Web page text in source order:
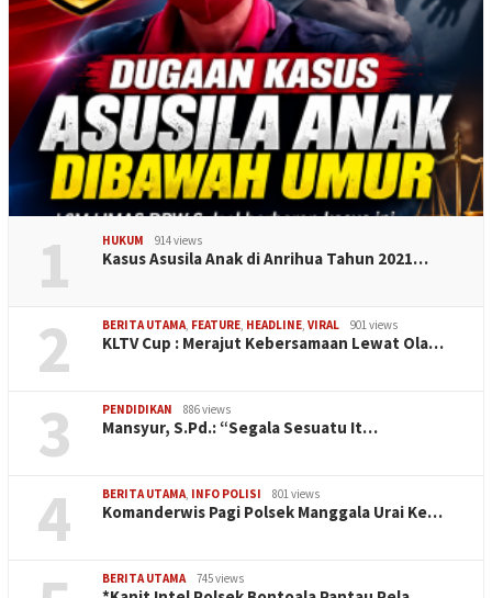
1 HUKUM 914 views
Kasus Asusila Anak di Anrihua Tahun 2021…
2 BERITA UTAMA, FEATURE, HEADLINE, VIRAL 901 views
KLTV Cup : Merajut Kebersamaan Lewat Ola…
3 PENDIDIKAN 886 views
Mansyur, S.Pd.: “Segala Sesuatu It…
4 BERITA UTAMA, INFO POLISI 801 views
Komanderwis Pagi Polsek Manggala Urai Ke…
BERITA UTAMA 745 views